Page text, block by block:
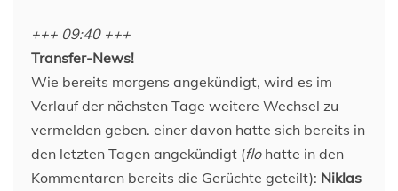
+++ 09:40 +++
Transfer-News!
Wie bereits morgens angekündigt, wird es im
Verlauf der nächsten Tage weitere Wechsel zu
vermelden geben. einer davon hatte sich bereits in
den letzten Tagen angekündigt (flohatte in den
Kommentaren bereits die Gerüchte geteilt): Niklas